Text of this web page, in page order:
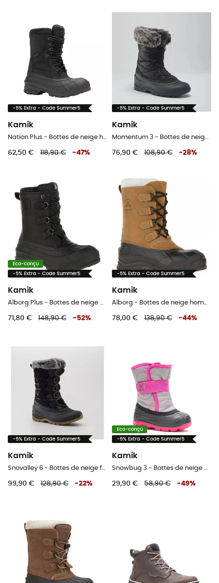
-5% Extra - Code Summer5
Kamik
Nation Plus - Bottes de neige homme
62,50 € 118,90 € -47%
-5% Extra - Code Summer5
Kamik
Momentum 3 - Bottes de neige femme
76,90 € 108,90 € -28%
Eco-conçu
-5% Extra - Code Summer5
Kamik
Alborg Plus - Bottes de neige homme
71,80 € 148,90 € -52%
-5% Extra - Code Summer5
Kamik
Alborg - Bottes de neige homme
78,00 € 138,90 € -44%
-5% Extra - Code Summer5
Kamik
Snovalley 6 - Bottes de neige femme
99,90 € 128,90 € -22%
Eco-conçu
-5% Extra - Code Summer5
Kamik
Snowbug 3 - Bottes de neige enfant
29,90 € 58,90 € -49%